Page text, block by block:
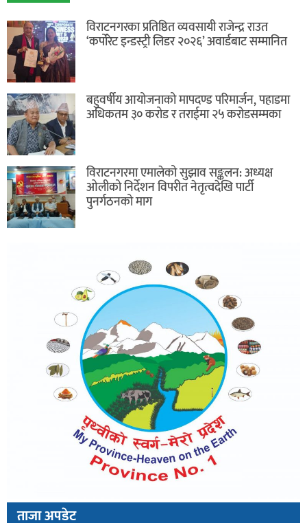
विराटनगरका प्रतिष्ठित व्यवसायी राजेन्द्र राउत
‘कर्पोरेट इन्डस्ट्री लिडर २०२६’ अवार्डबाट सम्मानित
बहुवर्षीय आयोजनाको मापदण्ड परिमार्जन, पहाडमा
अधिकतम ३० करोड र तराईमा २५ करोडसम्मका
विराटनगरमा एमालेको सुझाव सङ्कलन: अध्यक्ष
ओलीको निर्देशन विपरीत नेतृत्वदेखि पार्टी
पुनर्गठनको माग
ताजा अपडेट